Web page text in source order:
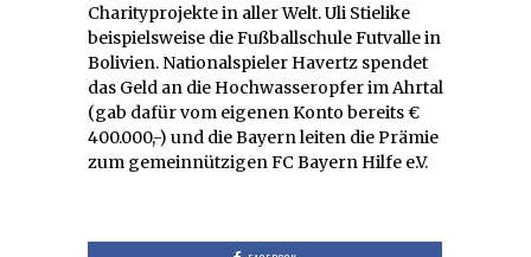
Charityprojekte in aller Welt. Uli Stielike
beispielsweise die Fußballschule Futvalle in
Bolivien. Nationalspieler Havertz spendet
das Geld an die Hochwasseropfer im Ahrtal
(gab dafür vom eigenen Konto bereits €
400.000,-) und die Bayern leiten die Prämie
zum gemeinnützigen FC Bayern Hilfe e.V.